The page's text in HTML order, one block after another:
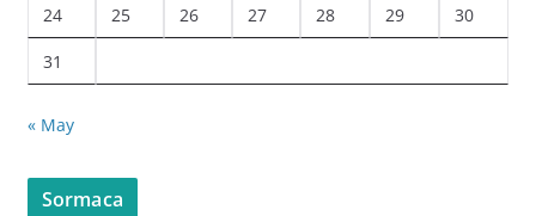
24 25 26 27 28 29 30
31
« May
Sormaca